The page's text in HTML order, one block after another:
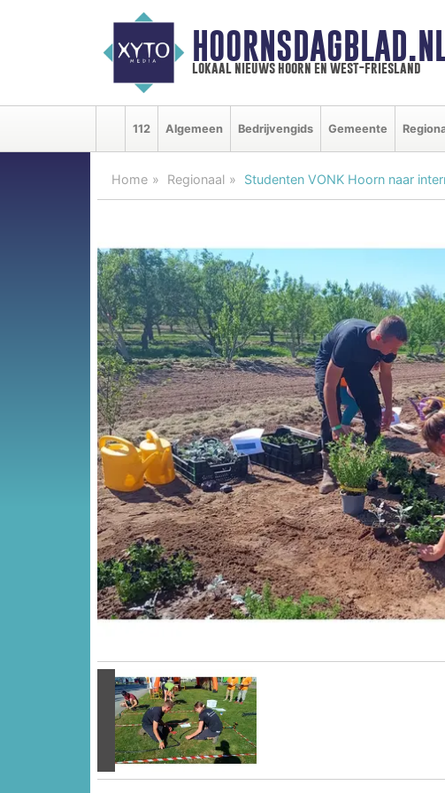
lokaal nieuws hoorn en west-friesland
112 Algemeen Bedrijvengids Gemeente
Home Regionaal Studenten VONK Hoorn naar
Vorige